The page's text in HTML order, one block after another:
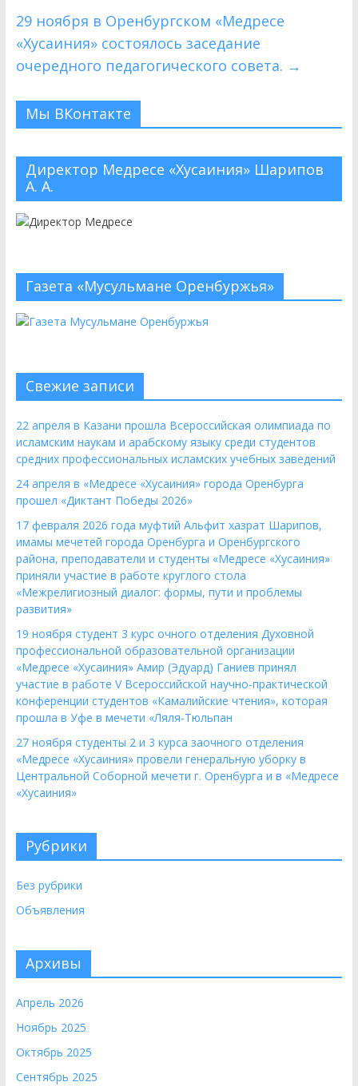
29 ноября в Оренбургском «Медресе
«Хусаиния» состоялось заседание
очередного педагогического совета. →
Мы ВКонтакте
Директор Медресе «Хусаиния» Шарипов
А. А.
Газета «Мусульмане Оренбуржья»
Свежие записи
22 апреля в Казани прошла Всероссийская олимпиада по
исламским наукам и арабскому языку среди студентов
средних профессиональных исламских учебных заведений
24 апреля в «Медресе «Хусаиния» города Оренбурга
прошел «Диктант Победы 2026»
17 февраля 2026 года муфтий Альфит хазрат Шарипов,
имамы мечетей города Оренбурга и Оренбургского
района, преподаватели и студенты «Медресе «Хусаиния»
приняли участие в работе круглого стола
«Межрелигиозный диалог: формы, пути и проблемы
развития»
19 ноября студент 3 курс очного отделения Духовной
профессиональной образовательной организации
«Медресе «Хусаиния» Амир (Эдуард) Ганиев принял
участие в работе V Всероссийской научно-практической
конференции студентов «Камалийские чтения», которая
прошла в Уфе в мечети «Ляля-Тюльпан
27 ноября студенты 2 и 3 курса заочного отделения
«Медресе «Хусаиния» провели генеральную уборку в
Центральной Соборной мечети г. Оренбурга и в «Медресе
«Хусаиния»
Рубрики
Без рубрики
Объявления
Архивы
Апрель 2026
Ноябрь 2025
Октябрь 2025
Сентябрь 2025